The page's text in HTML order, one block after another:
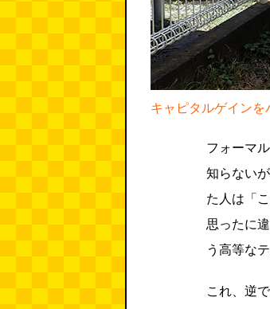
キャピタルゲインを
フォーマ
知らない
た人は「
思ったに
う高等な
これ、逆